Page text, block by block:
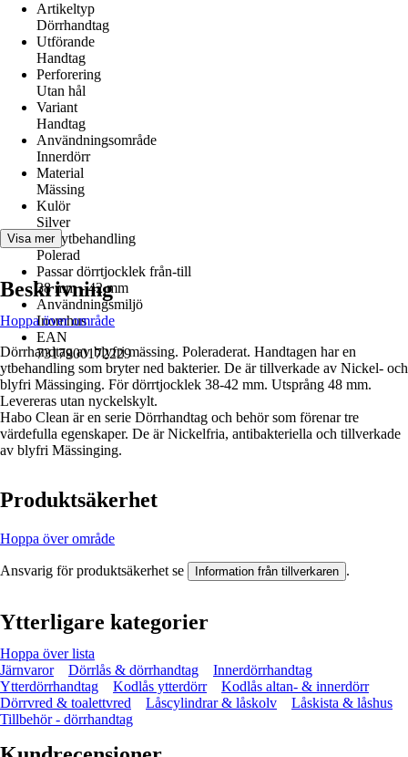
Artikeltyp
Dörrhandtag
Utförande
Handtag
Perforering
Utan hål
Variant
Handtag
Användningsområde
Innerdörr
Material
Mässing
Kulör
Silver
Yta/ytbehandling
Polerad
Passar dörrtjocklek från-till
38 mm - 42 mm
Användningsmiljö
Inomhus
EAN
7317900172229
Visa mer
Beskrivning
Hoppa över område
Dörrhandtag av blyfri mässing. Poleraderat. Handtagen har en
ytbehandling som bryter ned bakterier. De är tillverkade av Nickel- och
blyfri Mässinging. För dörrtjocklek 38-42 mm. Utsprång 48 mm.
Levereras utan nyckelskylt.
Habo Clean är en serie Dörrhandtag och behör som förenar tre
värdefulla egenskaper. De är Nickelfria, antibakteriella och tillverkade
av blyfri Mässinging.
Produktsäkerhet
Hoppa över område
Ansvarig för produktsäkerhet se Information från tillverkaren .
Ytterligare kategorier
Hoppa över lista
Järnvaror
Dörrlås & dörrhandtag
Innerdörrhandtag
Ytterdörrhandtag
Kodlås ytterdörr
Kodlås altan- & innerdörr
Dörrvred & toalettvred
Låscylindrar & låskolv
Låskista & låshus
Tillbehör - dörrhandtag